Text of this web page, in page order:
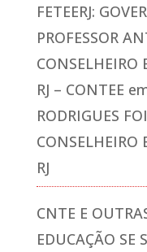
FETEERJ:
PROFESSOR
CONSELHEIRO
RJ – CONTEE
RODRIGUES
CONSELHEIRO
RJ
CNTE E
EDUCAÇÃO SE